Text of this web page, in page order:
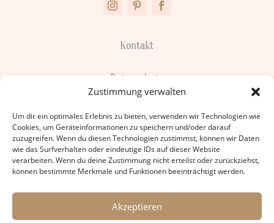
Zustimmung verwalten
Um dir ein optimales Erlebnis zu bieten, verwenden wir Technologien wie
Cookies, um Geräteinformationen zu speichern und/oder darauf
zuzugreifen. Wenn du diesen Technologien zustimmst, können wir Daten
wie das Surfverhalten oder eindeutige IDs auf dieser Website
verarbeiten. Wenn du deine Zustimmung nicht erteilst oder zurückziehst,
können bestimmte Merkmale und Funktionen beeinträchtigt werden.
Akzeptieren
Kontakt
Datenschutz
Impressum
Cookie-Richtlinie